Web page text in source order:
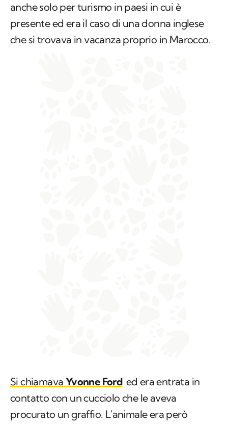
anche solo per turismo in paesi in cui è
presente ed era il caso di una donna inglese
che si trovava in vacanza proprio in Marocco.
Si chiamava Yvonne Ford ed era entrata in
contatto con un cucciolo che le aveva
procurato un graffio. L'animale era però